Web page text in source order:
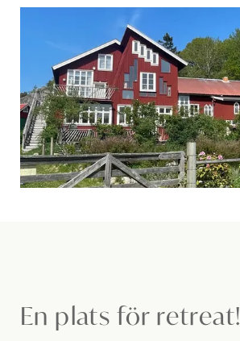
En plats för retreat!